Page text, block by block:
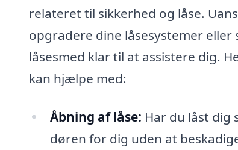
relateret til sikkerhed og låse.
opgradere dine låsesystemer
låsesmed klar til at assistere dig.
kan hjælpe med:
Åbning af låse: Har du låst dig
døren for dig uden at